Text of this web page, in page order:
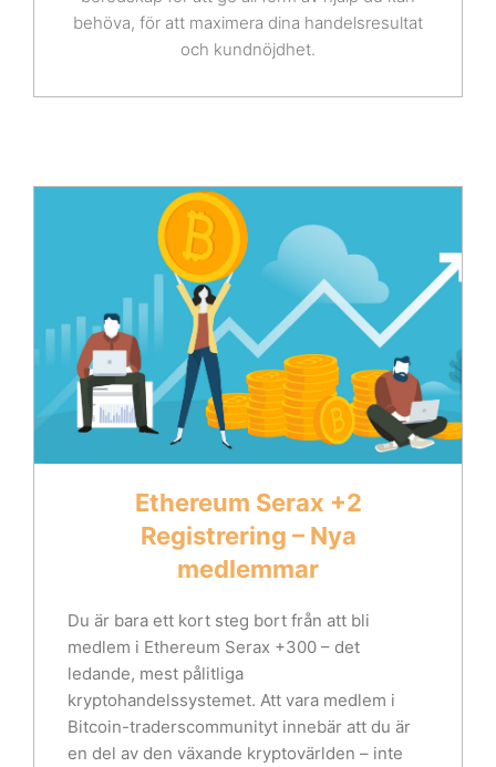
behöva, för att maximera dina handelsresultat
och kundnöjdhet.
Ethereum Serax +2
Registrering – Nya
medlemmar
Du är bara ett kort steg bort från att bli
medlem i Ethereum Serax +300 – det
ledande, mest pålitliga
kryptohandelssystemet. Att vara medlem i
Bitcoin-traderscommunityt innebär att du är
en del av den växande kryptovärlden – inte